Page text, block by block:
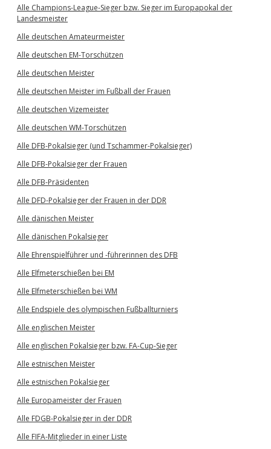
Alle Champions-League-Sieger bzw. Sieger im Europapokal der
Landesmeister
Alle deutschen Amateurmeister
Alle deutschen EM-Torschützen
Alle deutschen Meister
Alle deutschen Meister im Fußball der Frauen
Alle deutschen Vizemeister
Alle deutschen WM-Torschützen
Alle DFB-Pokalsieger (und Tschammer-Pokalsieger)
Alle DFB-Pokalsieger der Frauen
Alle DFB-Präsidenten
Alle DFD-Pokalsieger der Frauen in der DDR
Alle dänischen Meister
Alle dänischen Pokalsieger
Alle Ehrenspielführer und -führerinnen des DFB
Alle Elfmeterschießen bei EM
Alle Elfmeterschießen bei WM
Alle Endspiele des olympischen Fußballturniers
Alle englischen Meister
Alle englischen Pokalsieger bzw. FA-Cup-Sieger
Alle estnischen Meister
Alle estnischen Pokalsieger
Alle Europameister der Frauen
Alle FDGB-Pokalsieger in der DDR
Alle FIFA-Mitglieder in einer Liste